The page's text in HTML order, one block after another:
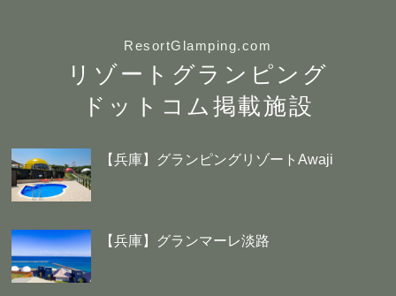
ResortGlamping.com
リゾートグランピング
ドットコム掲載施設
【兵庫】グランピングリゾートAwaji
【兵庫】グランマーレ淡路